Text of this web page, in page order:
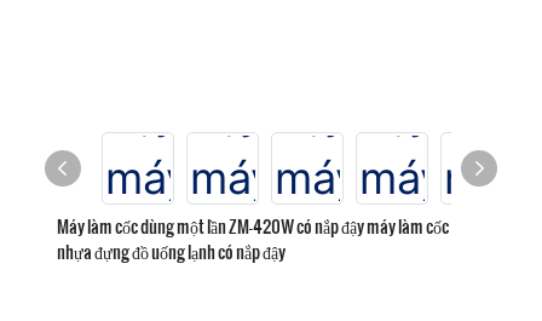
Máy làm cốc dùng một lần ZM-420W có nắp đậy máy làm cốc
nhựa đựng đồ uống lạnh có nắp đậy